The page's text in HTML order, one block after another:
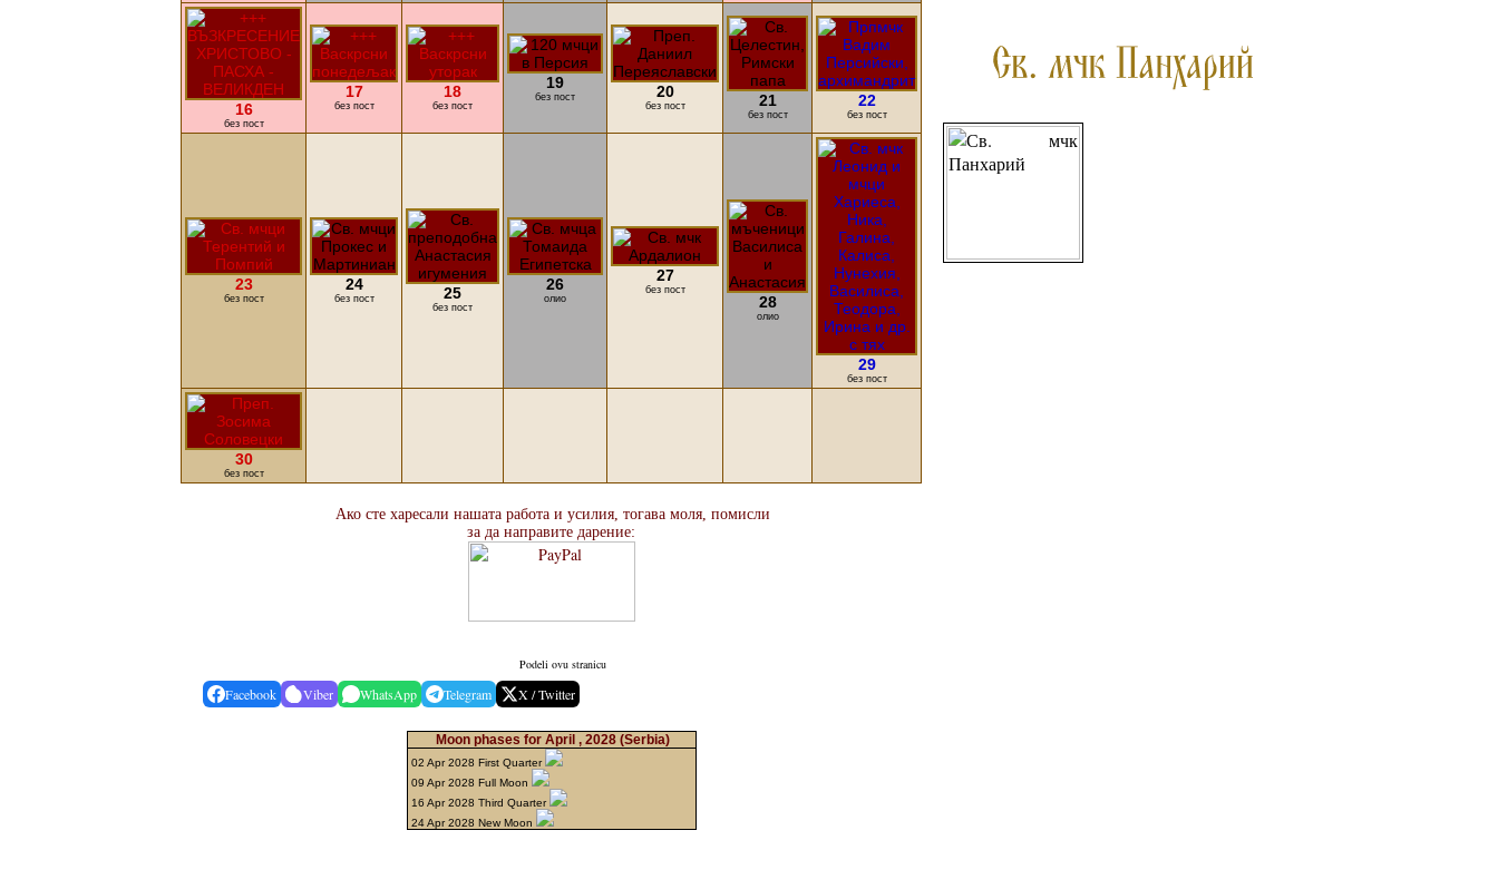
16
без пост
17
без пост
18
без пост
19
без пост 20
без пост 21
без пост
22
без пост
23
без пост
24
без пост 25
без пост
26
олио
27
без пост
28
олио
29
без пост
30
без пост
Ако сте харесали нашата работа и усилия, тогава моля, помисли
за да направите дарение:
Podeli ovu stranicu
Facebook Viber WhatsApp Telegram X / Twitter
Moon phases for April , 2028 (Serbia)
02 Apr 2028 First Quarter
09 Apr 2028 Full Moon
16 Apr 2028 Third Quarter
24 Apr 2028 New Moon